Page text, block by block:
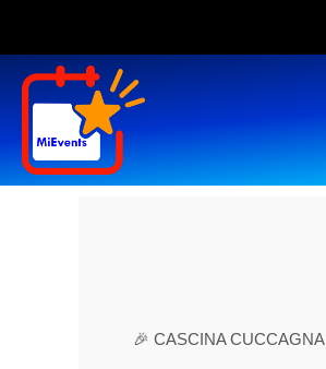
🎉 CASCINA CUCCAGNA